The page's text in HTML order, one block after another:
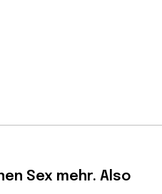
Sex mehr. Also